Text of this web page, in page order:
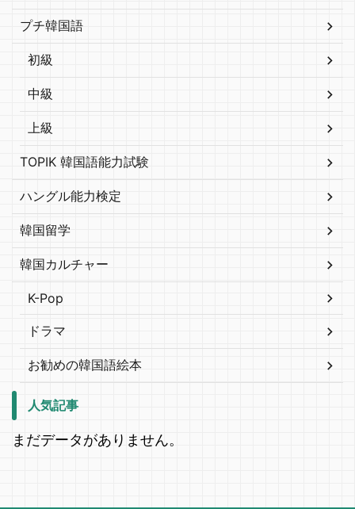
プチ韓国語
初級
中級
上級
TOPIK 韓国語能力試験
ハングル能力検定
韓国留学
韓国カルチャー
K-Pop
ドラマ
お勧めの韓国語絵本
人気記事
まだデータがありません。